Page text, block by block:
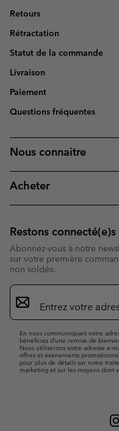
Retours
Rétractation
Statut de la commande
Livraison
Paiement
Questions fréquentes
Nous connaitre
Acheter
Restons connecté(e)s
Abonnez-vous à notre
sur votre première
non soldés.
Inscription
par
e-
En nous communiquant votre
bénéficiez d’une remise de
Nous utiliserons votre adresse e-
offres et événements
pour plus de détails sur notre
marketing et sur les moyens dont